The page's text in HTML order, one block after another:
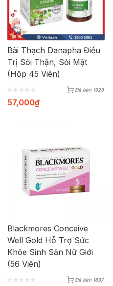
Bài Thạch Danapha Điều
Trị Sỏi Thận, Sỏi Mật
(Hộp 45 Viên)
Đã bán 1923
57,000₫
Blackmores Conceive
Well Gold Hỗ Trợ Sức
Khỏe Sinh Sản Nữ Giới
(56 Viên)
Đã bán 1637